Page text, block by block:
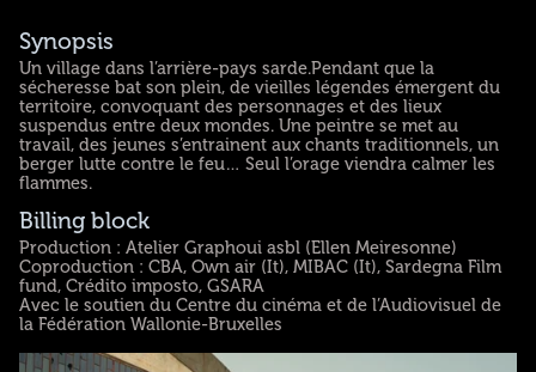
Synopsis
Un village dans l’arrière-pays sarde.Pendant que la
sécheresse bat son plein, de vieilles légendes émergent du
territoire, convoquant des personnages et des lieux
suspendus entre deux mondes. Une peintre se met au
travail, des jeunes s’entrainent aux chants traditionnels, un
berger lutte contre le feu… Seul l’orage viendra calmer les
flammes.
Billing block
Production : Atelier Graphoui asbl (Ellen Meiresonne)
Coproduction : CBA, Own air (It), MIBAC (It), Sardegna Film
fund, Crédito imposto, GSARA
Avec le soutien du Centre du cinéma et de l’Audiovisuel de
la Fédération Wallonie-Bruxelles